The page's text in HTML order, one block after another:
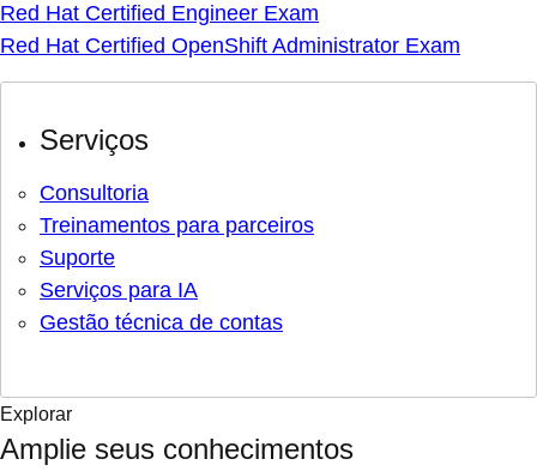
Red Hat Certified Engineer Exam
Red Hat Certified OpenShift Administrator Exam
Serviços
Consultoria
Treinamentos para parceiros
Suporte
Serviços para IA
Gestão técnica de contas
Explorar
Amplie seus conhecimentos